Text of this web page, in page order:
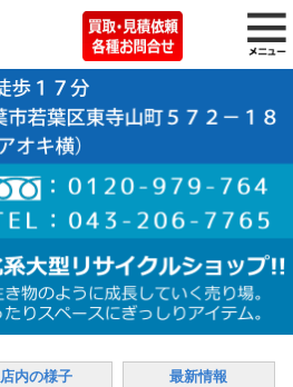
店内の様子 最新情報